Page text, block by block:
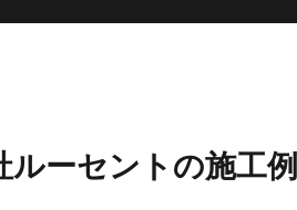
ルーセントの施工